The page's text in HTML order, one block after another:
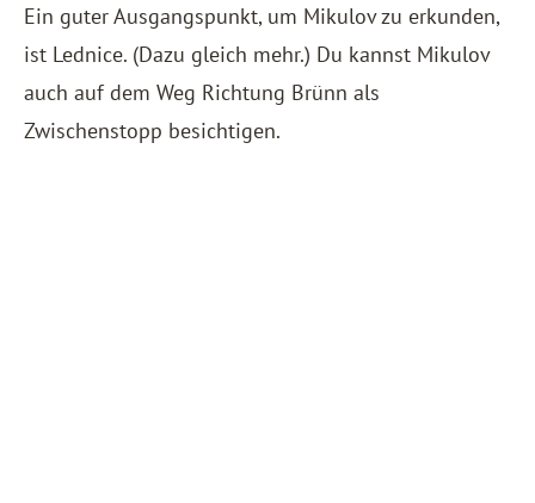
Ein guter Ausgangspunkt, um Mikulov zu erkunden,
ist Lednice. (Dazu gleich mehr.) Du kannst Mikulov
auch auf dem Weg Richtung Brünn als
Zwischenstopp besichtigen.